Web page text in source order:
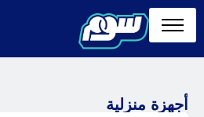
أجهزة منزلية